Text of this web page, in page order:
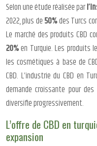
Selon une étude réalisée par
2022, plus de50%des Turcs
Le marché des produits CBD
20%en Turquie. Les produits
les cosmétiques à base de
CBD. L’industrie du CBD en
demande croissante pour
diversifie progressivement.
L’offre de CBD en
expansion